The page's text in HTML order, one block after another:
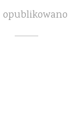
opublikowano